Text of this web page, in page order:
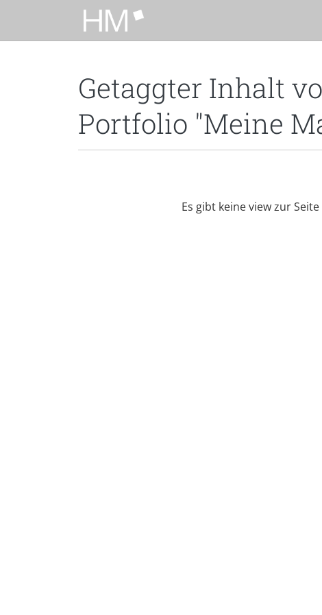
Zum Hauptinhalt zurückspringen
Getaggter Inhalt
Portfolio "Meine
Es gibt keine view zur